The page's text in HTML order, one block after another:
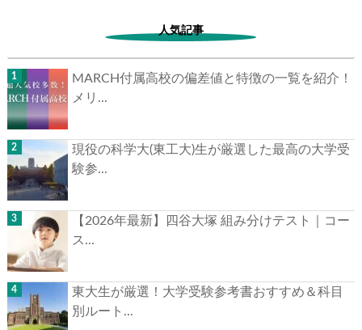
人気記事
MARCH付属高校の偏差値と特徴の一覧を紹介！
メリ...
現役の科学大(東工大)生が厳選した最高の大学受
験参...
【2026年最新】四谷大塚 組み分けテスト｜コー
ス...
東大生が厳選！大学受験参考書おすすめ＆科目
別ルート...